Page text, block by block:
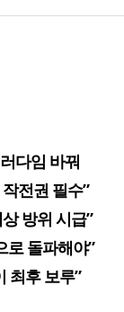
다임 바꿔
전권 필수”
방위 시급”
로 돌파해야”
최후 보루”